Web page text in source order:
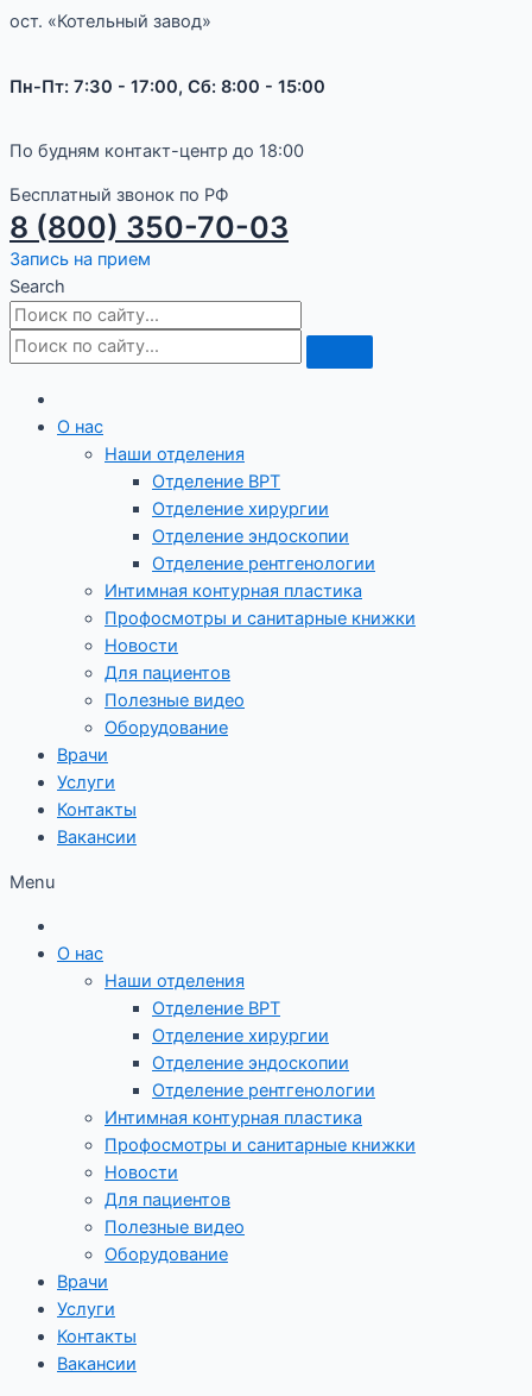
ост. «Котельный завод»
Пн-Пт: 7:30 - 17:00, Сб: 8:00 - 15:00
По будням контакт-центр до 18:00
Бесплатный звонок по РФ
8 (800) 350-70-03
Запись на прием
Search
О нас
Наши отделения
Отделение ВРТ
Отделение хирургии
Отделение эндоскопии
Отделение рентгенологии
Интимная контурная пластика
Профосмотры и санитарные книжки
Новости
Для пациентов
Полезные видео
Оборудование
Врачи
Услуги
Контакты
Вакансии
Menu
О нас
Наши отделения
Отделение ВРТ
Отделение хирургии
Отделение эндоскопии
Отделение рентгенологии
Интимная контурная пластика
Профосмотры и санитарные книжки
Новости
Для пациентов
Полезные видео
Оборудование
Врачи
Услуги
Контакты
Вакансии